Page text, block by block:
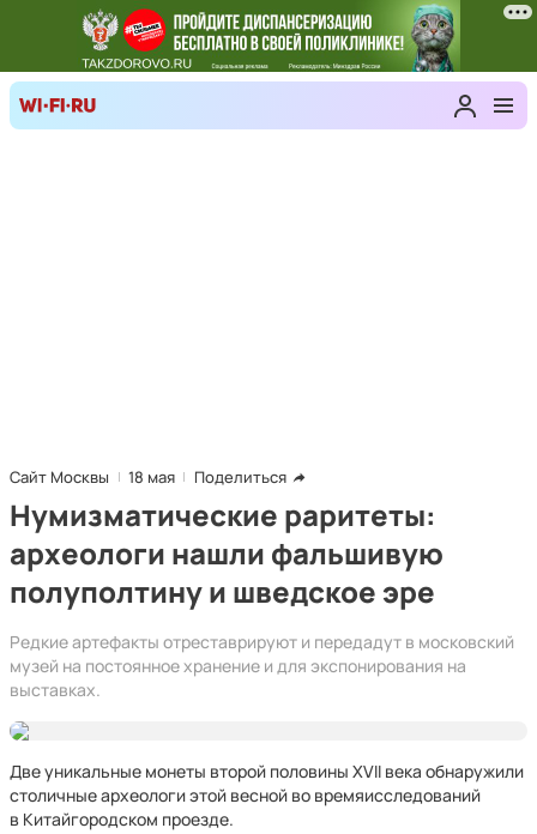
Сайт Москвы 18 мая Поделиться
Нумизматические раритеты:
археологи нашли фальшивую
полуполтину и шведское эре
Редкие артефакты отреставрируют и передадут в московский
музей на постоянное хранение и для экспонирования на
выставках.
Две уникальные монеты второй половины XVII века обнаружили
столичные археологи этой весной во времяисследований
в Китайгородском проезде.